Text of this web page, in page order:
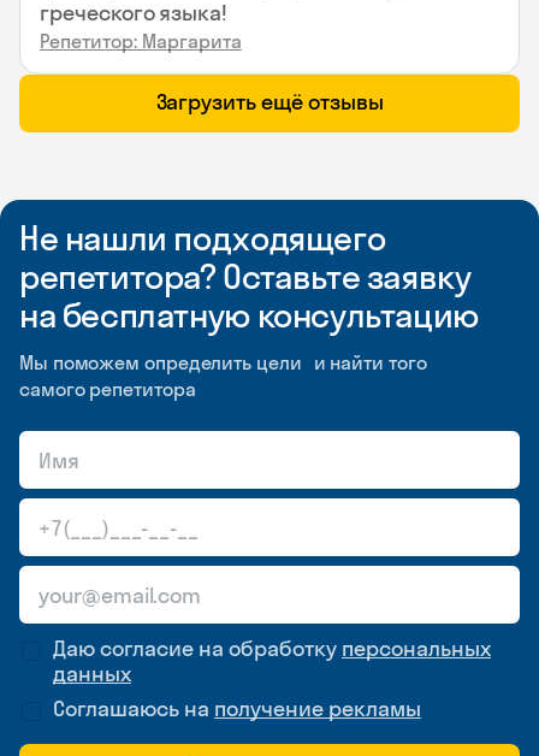
греческого языка!
Репетитор: Маргарита
Загрузить ещё отзывы
Не нашли подходящего
репетитора? Оставьте заявку
на бесплатную консультацию
Мы поможем определить цели и найти того
самого репетитора
Даю согласие на обработку персональных
данных
Соглашаюсь на получение рекламы